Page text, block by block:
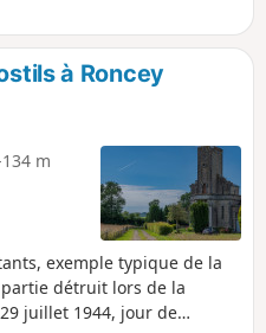
Au final, l'Abbaye de
capitulaire du XIIIe siècle.
à Roncey
m
exemple typique de la
détruit lors de la
juillet 1944, jour de